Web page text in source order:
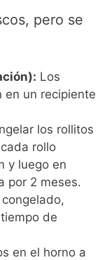
pero se
Los
en un recipiente
los rollitos
rollo
y luego en
por 2 meses.
de
en el horno a